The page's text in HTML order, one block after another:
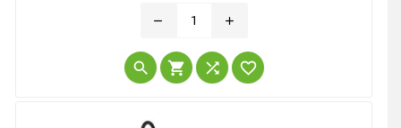
remove add
   